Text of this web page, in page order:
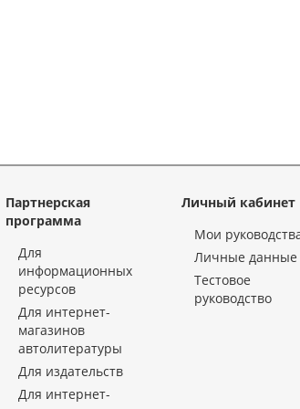
Партнерская
программа
Для
информационных
ресурсов
Для интернет-
магазинов
автолитературы
Для издательств
Для интернет-
Личный кабинет
Мои
Личные данные
Тестовое
руководство